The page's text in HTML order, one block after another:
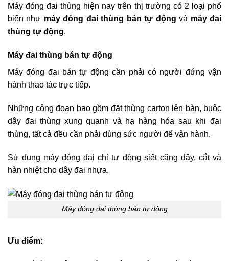
Máy đóng đai thùng hiện nay trên thị trường có 2 loại phổ
biến như máy đóng đai thùng bán tự động và máy đai
thùng tự động.
Máy đai thùng bán tự động
Máy đóng đai bán tự động cần phải có người đứng vận
hành thao tác trực tiếp.
Những công đoạn bao gồm đặt thùng carton lên bàn, buộc
dây đai thùng xung quanh và hạ hàng hóa sau khi đai
thùng, tất cả đều cần phải dùng sức người để vận hành.
Sử dụng máy đóng đai chỉ tự động siết căng dây, cắt và
hàn nhiệt cho dây đai nhựa.
Máy đóng đai thùng bán tự động
Ưu điểm: